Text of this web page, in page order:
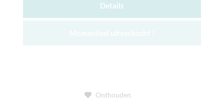
Details
Onthouden